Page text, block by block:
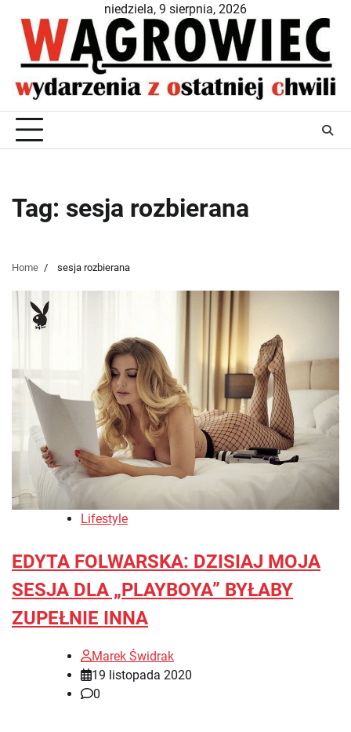
content
niedziela, 9 sierpnia, 2026
Tag: sesja rozbierana
Home sesja rozbierana
Lifestyle
EDYTA FOLWARSKA: DZISIAJ MOJA
SESJA DLA „PLAYBOYA” BYŁABY
ZUPEŁNIE INNA
Marek Świdrak
19 listopada 2020
0